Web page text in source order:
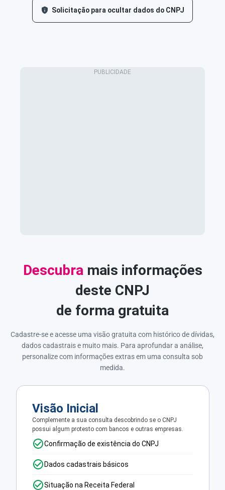
Solicitação para ocultar dados do CNPJ
Descubra mais informações
deste CNPJ
de forma gratuita
Cadastre-se e acesse uma visão gratuita com histórico de dívidas,
dados cadastrais e muito mais. Para aprofundar a análise,
personalize com informações extras em uma consulta sob
medida.
Visão Inicial
Complemente a sua consulta descobrindo se o CNPJ
possui algum protesto com bancos e outras empresas.
Confirmação de existência do CNPJ
Dados cadastrais básicos
Situação na Receita Federal